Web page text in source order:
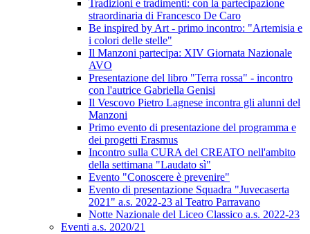
Tradizioni e tradimenti: con la partecipazione
straordinaria di Francesco De Caro
Be inspired by Art - primo incontro: "Artemisia e
i colori delle stelle"
Il Manzoni partecipa: XIV Giornata Nazionale
AVO
Presentazione del libro "Terra rossa" - incontro
con l'autrice Gabriella Genisi
Il Vescovo Pietro Lagnese incontra gli alunni del
Manzoni
Primo evento di presentazione del programma e
dei progetti Erasmus
Incontro sulla CURA del CREATO nell'ambito
della settimana "Laudato sì"
Evento "Conoscere è prevenire"
Evento di presentazione Squadra "Juvecaserta
2021" a.s. 2022-23 al Teatro Parravano
Notte Nazionale del Liceo Classico a.s. 2022-23
Eventi a.s. 2020/21